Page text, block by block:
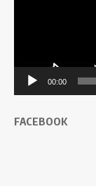
00:00
FACEBOOK